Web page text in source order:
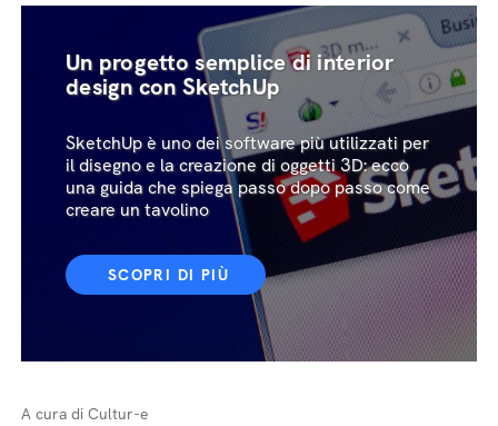
Un progetto semplice di interior
design con SketchUp
SketchUp è uno dei software più utilizzati per
il disegno e la creazione di oggetti 3D: ecco
una guida che spiega passo dopo passo come
creare un tavolino
SCOPRI DI PIÙ
A cura di Cultur-e